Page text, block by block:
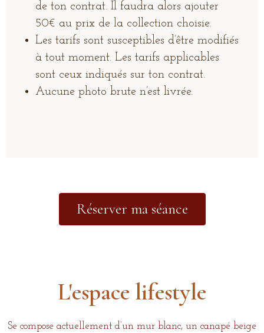
de ton contrat. Il faudra alors ajouter
50€ au prix de la collection choisie.
Les tarifs sont susceptibles d’être modifiés
à tout moment. Les tarifs applicables
sont ceux indiqués sur ton contrat.
Aucune photo brute n’est livrée.
Réserver ma séance
L'espace lifestyle
Se compose actuellement d’un mur blanc, un canapé beige